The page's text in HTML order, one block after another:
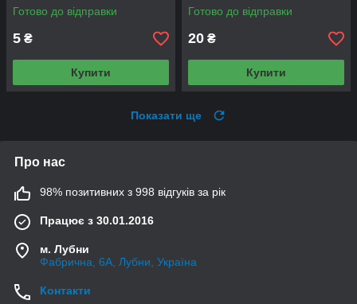
Готово до відправки
5 ₴
Купити
Готово до відправки
20 ₴
Купити
Показати ще
Про нас
98% позитивних з 998 відгуків за рік
Працює з 30.01.2016
м. Лубни
Фабрична, 6А, Лубни, Україна
Контакти